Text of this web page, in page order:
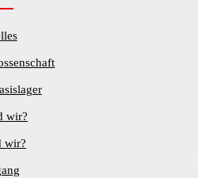
wir?
wir?